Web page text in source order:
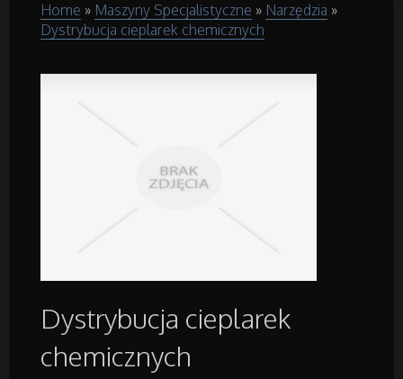
Kredyty, Leasing
Budowlanka
Remonty, Elektryk, Hydraulik
Materiały Budowlane
Home » Maszyny Specjalistyczne » Narzędzia »
Dystrybucja cieplarek chemicznych
Dystrybucja cieplarek
chemicznych